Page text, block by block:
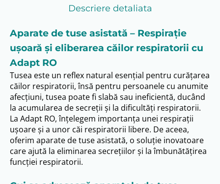
Nivel mod EFA
Ajustabil de la 1 la 5
Presiune continuă (H2O)
4-20
Presiune expiratorie (H2O)
0-70
Presiune inspiratorie (H2O)
0-70
Descriere detaliata
Aparate de tuse asistată – Respirație
ușoară și eliberarea căilor respiratorii cu
Adapt RO
Tusea este un reflex natural esențial pentru curățarea
căilor respiratorii, însă pentru persoanele cu anumite
afecțiuni, tusea poate fi slabă sau ineficientă, ducând
la acumularea de secreții și la dificultăți respiratorii.
La Adapt RO, înțelegem importanța unei respirații
ușoare și a unor căi respiratorii libere. De aceea,
oferim aparate de tuse asistată, o soluție inovatoare
care ajută la eliminarea secrețiilor și la îmbunătățirea
funcției respiratorii.